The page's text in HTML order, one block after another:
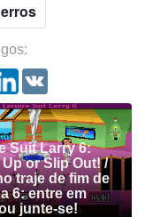
Suit Larry 6:
or Slip Out! /
traje de fim de
6: entre em
junte-se!